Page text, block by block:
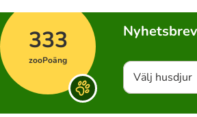
333
zooPoäng
Välj husdjur